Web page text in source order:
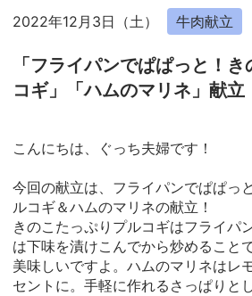
2022年12月3日（土） 牛肉献立
「フライパンでぱぱっと！
コギ」「ハムのマリネ」献立
こんにちは、ぐっち夫婦です！
今回の献立は、フライパンでぱぱっ
ルコギ＆ハムのマリネの献立！
きのこたっぷりプルコギはフライパ
は下味を漬けこんでから炒めること
美味しいですよ。ハムのマリネはレ
セントに。手軽に作れるさっぱりと